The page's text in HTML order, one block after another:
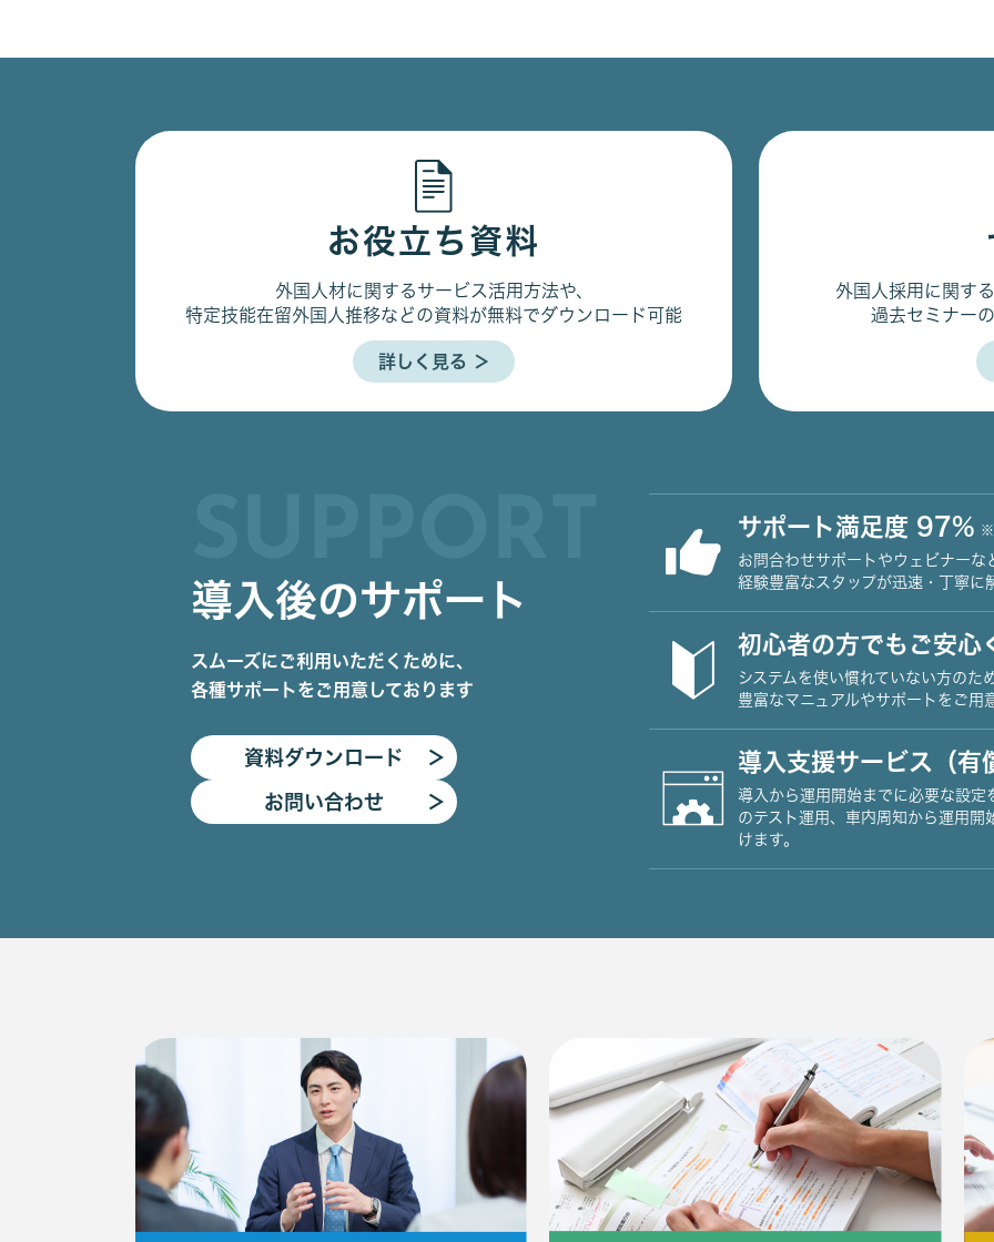
お役立ち資料
外国人材に関するサービス活用方法や、
特定技能在留外国人推移などの資料が無料でダウンロード可能
詳しく見る ＞
外国人採用に関す
過去セミナー
導入後のサポート
スムーズにご利用いただくために、
各種サポートをご用意しております
資料ダウンロード ＞
お問い合わせ ＞
サポート満足度 97%
お問合わせサポートやウェビナー
経験豊富なスタップが迅速・丁寧に
初心者の方でもご安心
システムを使い慣れていない方のた
豊富なマニュアルやサポートをご用
導入支援サービス（有
導入から運用開始までに必要な設
のテスト運用、車内周知から運用開
けます。